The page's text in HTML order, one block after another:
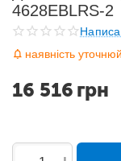
4628EBLRS-2
наявність
16 516 грн